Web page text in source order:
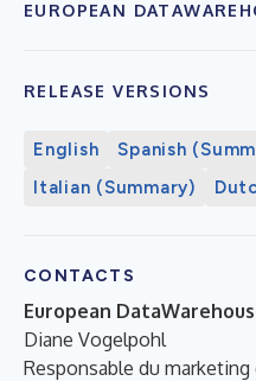
EUROPEAN
RELEASE VERSIONS
English Spanish
Italian (Summary)
CONTACTS
European
Diane Vogelpohl
Responsable du